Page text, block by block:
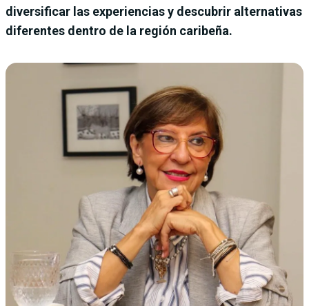
diversificar las experiencias y descubrir alternativas
diferentes dentro de la región caribeña.